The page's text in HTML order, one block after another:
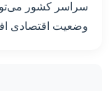
سراسر کشور
وضعیت اقتصادی